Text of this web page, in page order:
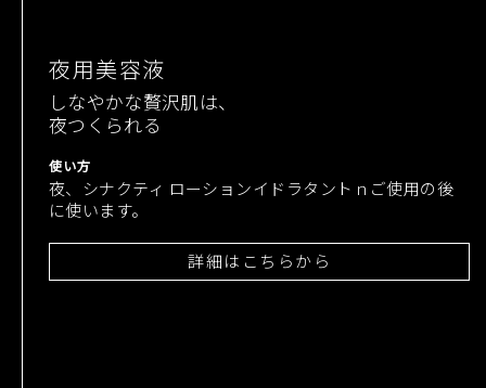
夜用美容液
しなやかな贅沢肌は、
夜つくられる
使い方
夜、シナクティ ローションイドラタントｎご使用の後
に使います。
詳細はこちらから